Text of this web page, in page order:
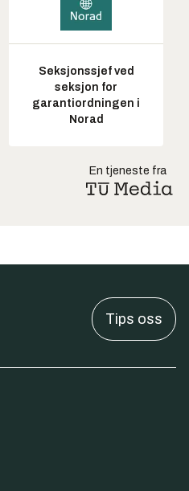
Seksjonssjef ved
seksjon for
garantiordningen i
Norad
En tjeneste fra
Tips oss